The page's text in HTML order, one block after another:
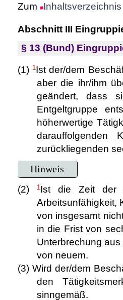
Zum Inhaltsverzeichnis
Abschnitt III
§ 13 (Bund)
(1) 1Ist der/dem
aber die ihr/ihm
geändert, dass
Entgeltgruppe
höherwertige
darauffolgenden
zurückliegenden
Hinweis
(2) 1Ist die Zeit der
Arbeitsunfähigkeit,
von insgesamt
in die Frist von
Unterbrechung
von neuem.
(3) Wird der/dem
den
sinngemäß.